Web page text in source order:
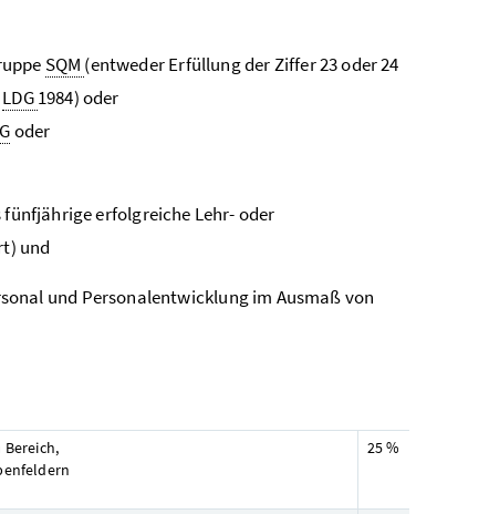
SQM (entweder Erfüllung der Ziffer 23 oder 24
LDG1984) oder
oder
fünfjährige erfolgreiche Lehr- oder
und
und Personalentwicklung im Ausmaß von
25 %